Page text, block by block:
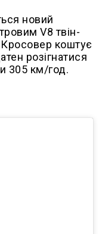
новий
V8 твін-
коштує
розігнатися
305 км/год.